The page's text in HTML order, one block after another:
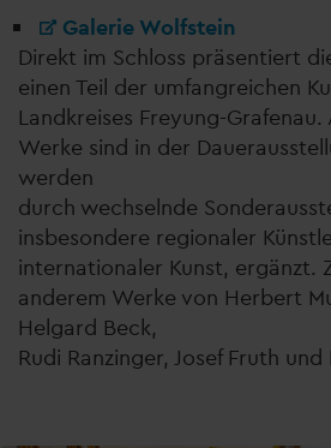
Galerie Wolfstein
Direkt im Schloss präsentiert
einen Teil der umfangreichen
Landkreises Freyung-
Werke sind in der
werden
durch wechselnde
insbesondere regionaler
internationaler Kunst, ergänzt.
anderem Werke von Herbert
Helgard Beck,
Rudi Ranzinger, Josef Fruth